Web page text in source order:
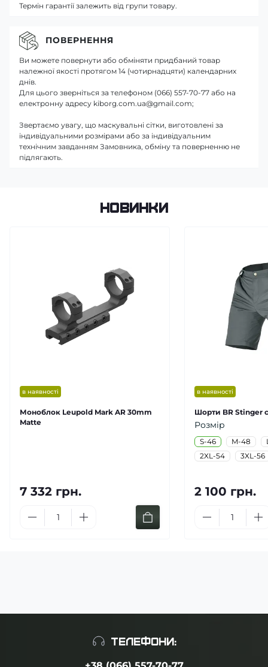
Термін гарантії залежить від групи товару.
ПОВЕРНЕННЯ
Ви можете повернути або обміняти придбаний товар
належної якості протягом 14 (чотирнадцяти) календарних
днів.
Для цього зверніться за телефоном (066) 557-70-77 або на
електронну адресу kiborg.com.ua@gmail.com;
Звертаємо увагу, що маскувальні сітки, виготовлені за
індивідуальними розмірами або за індивідуальним
технічним завданням Замовника, обміну та поверненню не
підлягають.
Новинки
в наявності
Моноблок Leupold Mark AR 30mm
Matte
7 332 грн.
в наявності
Шорти BR Stinger
Розмір
S-46 M-48
2XL-54
3XL-56
2 100 грн.
ТЕЛЕФОНИ: